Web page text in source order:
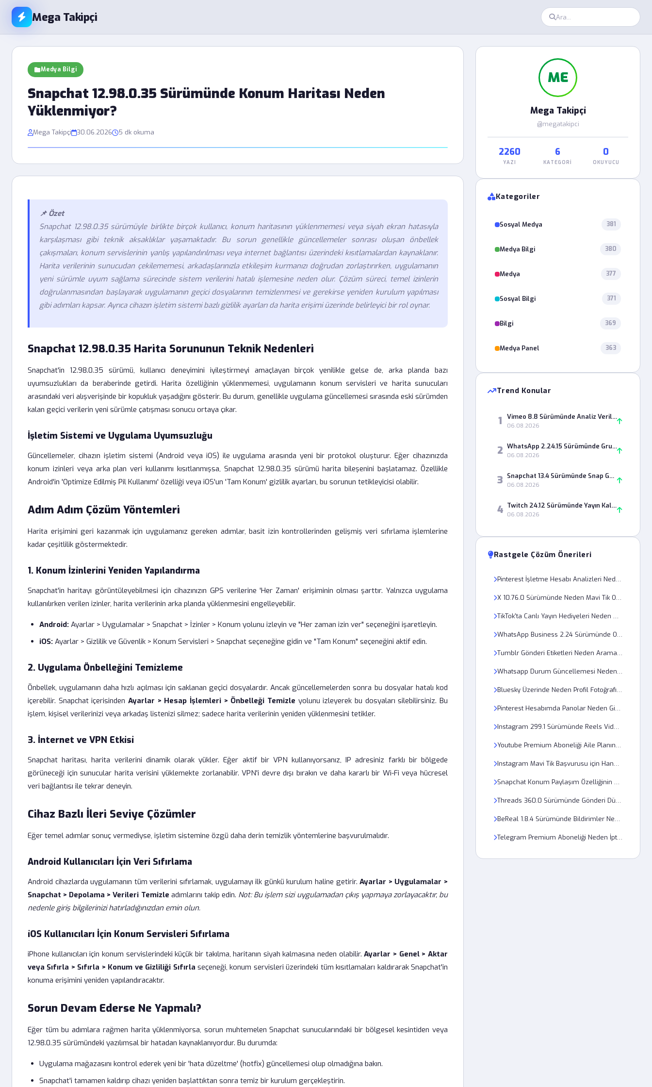
Mega Takipçi
Medya Bilgi
Snapchat 12.98.0.35 Sürümünde Konum Haritası Neden
Yüklenmiyor?
Mega Takipçi 30.06.2026 5 dk okuma
📌 Özet
Snapchat 12.98.0.35 sürümüyle birlikte birçok kullanıcı, konum haritasının yüklenmemesi veya siyah ekran hatasıyla
karşılaşması gibi teknik aksaklıklar yaşamaktadır. Bu sorun genellikle güncellemeler sonrası oluşan önbellek
çakışmaları, konum servislerinin yanlış yapılandırılması veya internet bağlantısı üzerindeki kısıtlamalardan kaynaklanır.
Harita verilerinin sunucudan çekilememesi, arkadaşlarınızla etkileşim kurmanızı doğrudan zorlaştırırken, uygulamanın
yeni sürümle uyum sağlama sürecinde sistem verilerini hatalı işlemesine neden olur. Çözüm süreci, temel izinlerin
doğrulanmasından başlayarak uygulamanın geçici dosyalarının temizlenmesi ve gerekirse yeniden kurulum yapılması
gibi adımları kapsar. Ayrıca cihazın işletim sistemi bazlı gizlilik ayarları da harita erişimi üzerinde belirleyici bir rol oynar.
Snapchat 12.98.0.35 Harita Sorununun Teknik Nedenleri
Snapchat'in 12.98.0.35 sürümü, kullanıcı deneyimini iyileştirmeyi amaçlayan birçok yenilikle gelse de, arka planda bazı
uyumsuzlukları da beraberinde getirdi. Harita özelliğinin yüklenmemesi, uygulamanın konum servisleri ve harita sunucuları
arasındaki veri alışverişinde bir kopukluk yaşadığını gösterir. Bu durum, genellikle uygulama güncellemesi sırasında eski sürümden
kalan geçici verilerin yeni sürümle çatışması sonucu ortaya çıkar.
İşletim Sistemi ve Uygulama Uyumsuzluğu
Güncellemeler, cihazın işletim sistemi (Android veya iOS) ile uygulama arasında yeni bir protokol oluşturur. Eğer cihazınızda
konum izinleri veya arka plan veri kullanımı kısıtlanmışsa, Snapchat 12.98.0.35 sürümü harita bileşenini başlatamaz. Özellikle
Android'in 'Optimize Edilmiş Pil Kullanımı' özelliği veya iOS'un 'Tam Konum' gizlilik ayarları, bu sorunun tetikleyicisi olabilir.
Adım Adım Çözüm Yöntemleri
Harita erişimini geri kazanmak için uygulamanız gereken adımlar, basit izin kontrollerinden gelişmiş veri sıfırlama işlemlerine
kadar çeşitlilik göstermektedir.
1. Konum İzinlerini Yeniden Yapılandırma
Snapchat'in haritayı görüntüleyebilmesi için cihazınızın GPS verilerine 'Her Zaman' erişiminin olması şarttır. Yalnızca uygulama
kullanılırken verilen izinler, harita verilerinin arka planda yüklenmesini engelleyebilir.
Android: Ayarlar > Uygulamalar > Snapchat > İzinler > Konum yolunu izleyin ve "Her zaman izin ver" seçeneğini işaretleyin.
iOS: Ayarlar > Gizlilik ve Güvenlik > Konum Servisleri > Snapchat seçeneğine gidin ve "Tam Konum" seçeneğini aktif edin.
2. Uygulama Önbelleğini Temizleme
Önbellek, uygulamanın daha hızlı açılması için saklanan geçici dosyalardır. Ancak güncellemelerden sonra bu dosyalar hatalı kod
içerebilir. Snapchat içerisinden Ayarlar > Hesap İşlemleri > Önbelleği Temizle yolunu izleyerek bu dosyaları silebilirsiniz. Bu
işlem, kişisel verilerinizi veya arkadaş listenizi silmez; sadece harita verilerinin yeniden yüklenmesini tetikler.
3. İnternet ve VPN Etkisi
Snapchat haritası, harita verilerini dinamik olarak yükler. Eğer aktif bir VPN kullanıyorsanız, IP adresiniz farklı bir bölgede
görüneceği için sunucular harita verisini yüklemekte zorlanabilir. VPN'i devre dışı bırakın ve daha kararlı bir Wi-Fi veya hücresel
veri bağlantısı ile tekrar deneyin.
Cihaz Bazlı İleri Seviye Çözümler
Eğer temel adımlar sonuç vermediyse, işletim sistemine özgü daha derin temizlik yöntemlerine başvurulmalıdır.
Android Kullanıcıları İçin Veri Sıfırlama
Android cihazlarda uygulamanın tüm verilerini sıfırlamak, uygulamayı ilk günkü kurulum haline getirir.Ayarlar > Uygulamalar >
Snapchat > Depolama > Verileri Temizle adımlarını takip edin. Not: Bu işlem sizi uygulamadan çıkış yapmaya zorlayacaktır, bu
nedenle giriş bilgilerinizi hatırladığınızdan emin olun.
iOS Kullanıcıları İçin Konum Servisleri Sıfırlama
iPhone kullanıcıları için konum servislerindeki küçük bir takılma, haritanın siyah kalmasına neden olabilir.Ayarlar > Genel > Aktar
veya Sıfırla > Sıfırla > Konum ve Gizliliği Sıfırla seçeneği, konum servisleri üzerindeki tüm kısıtlamaları kaldırarak Snapchat'in
konuma erişimini yeniden yapılandıracaktır.
Sorun Devam Ederse Ne Yapmalı?
Eğer tüm bu adımlara rağmen harita yüklenmiyorsa, sorun muhtemelen Snapchat sunucularındaki bir bölgesel kesintiden veya
12.98.0.35 sürümündeki yazılımsal bir hatadan kaynaklanıyordur. Bu durumda:
Uygulama mağazasını kontrol ederek yeni bir 'hata düzeltme' (hotfix) güncellemesi olup olmadığına bakın.
Snapchat'i tamamen kaldırıp cihazı yeniden başlattıktan sonra temiz bir kurulum gerçekleştirin.
ME
Mega Takipçi
@megatakipci
2260
YAZI
6
KATEGORI
0
OKUYUCU
Kategoriler
Sosyal Medya 381
Medya Bilgi 380
Medya 377
Sosyal Bilgi 371
Bilgi 369
Medya Panel 363
Trend Konular
1 Vimeo 8.8 Sürümünde Analiz Verileri Neden Yüklenmiyor?
06.08.2026
2 WhatsApp 2.24.15 Sürümünde Grup Davet Linki Neden Geçersiz?
06.08.2026
3 Snapchat 13.4 Sürümünde Snap Gönderme Hatası Neden Olur?
06.08.2026
4 Twitch 24.12 Sürümünde Yayın Kalitesi Neden 1080p Olmuyor?
06.08.2026
Rastgele Çözüm Önerileri
Pinterest İşletme Hesabı Analizleri Neden Güncel Verileri Çekmiyor?
X 10.76.0 Sürümünde Neden Mavi Tik Onayı Görünmüyor?
TikTok'ta Canlı Yayın Hediyeleri Neden Hesaba Geçmiyor?
WhatsApp Business 2.24 Sürümünde Otomatik Yanıtlar Neden Çalışmıyor?
Tumblr Gönderi Etiketleri Neden Aramalarda Çıkmıyor?
Whatsapp Durum Güncellemesi Neden Düşük Kalitede Yükleniyor?
Bluesky Üzerinde Neden Profil Fotoğrafı Yüklenmiyor?
Pinterest Hesabımda Panolar Neden Gizli Modda Görüntüleniyor?
Instagram 299.1 Sürümünde Reels Videoları Neden Düşük Kalitede Yükleniyor?
Youtube Premium Aboneliği Aile Planında Neden Geçersiz Görünüyor?
Instagram Mavi Tik Başvurusu için Hangi Belgeler Gerekli?
Snapchat Konum Paylaşım Özelliğinin Arkadaşlarda Gri Görünme Sorunu Nasıl Aşılır?
Threads 360.0 Sürümünde Gönderi Düzenleme Süresi Neden Bitti?
BeReal 1.8.4 Sürümünde Bildirimler Neden Geç Geliyor?
Telegram Premium Aboneliği Neden İptal Edilemiyor?